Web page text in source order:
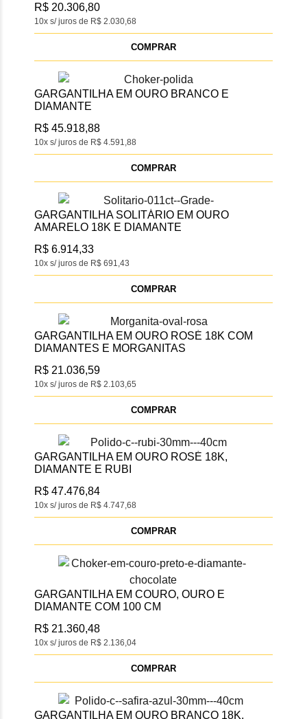
10x s/ juros de R$ 2.030,68
R$ 20.306,80
COMPRAR
GARGANTILHA EM OURO BRANCO E
DIAMANTE
10x s/ juros de R$ 4.591,88
R$ 45.918,88
COMPRAR
GARGANTILHA SOLITÁRIO EM OURO
AMARELO 18K E DIAMANTE
10x s/ juros de R$ 691,43
R$ 6.914,33
COMPRAR
GARGANTILHA EM OURO ROSÉ 18K COM
DIAMANTES E MORGANITAS
10x s/ juros de R$ 2.103,65
R$ 21.036,59
COMPRAR
GARGANTILHA EM OURO ROSÉ 18K,
DIAMANTE E RUBI
10x s/ juros de R$ 4.747,68
R$ 47.476,84
COMPRAR
GARGANTILHA EM COURO, OURO E
DIAMANTE COM 100 CM
10x s/ juros de R$ 2.136,04
R$ 21.360,48
COMPRAR
GARGANTILHA EM OURO BRANCO 18K,